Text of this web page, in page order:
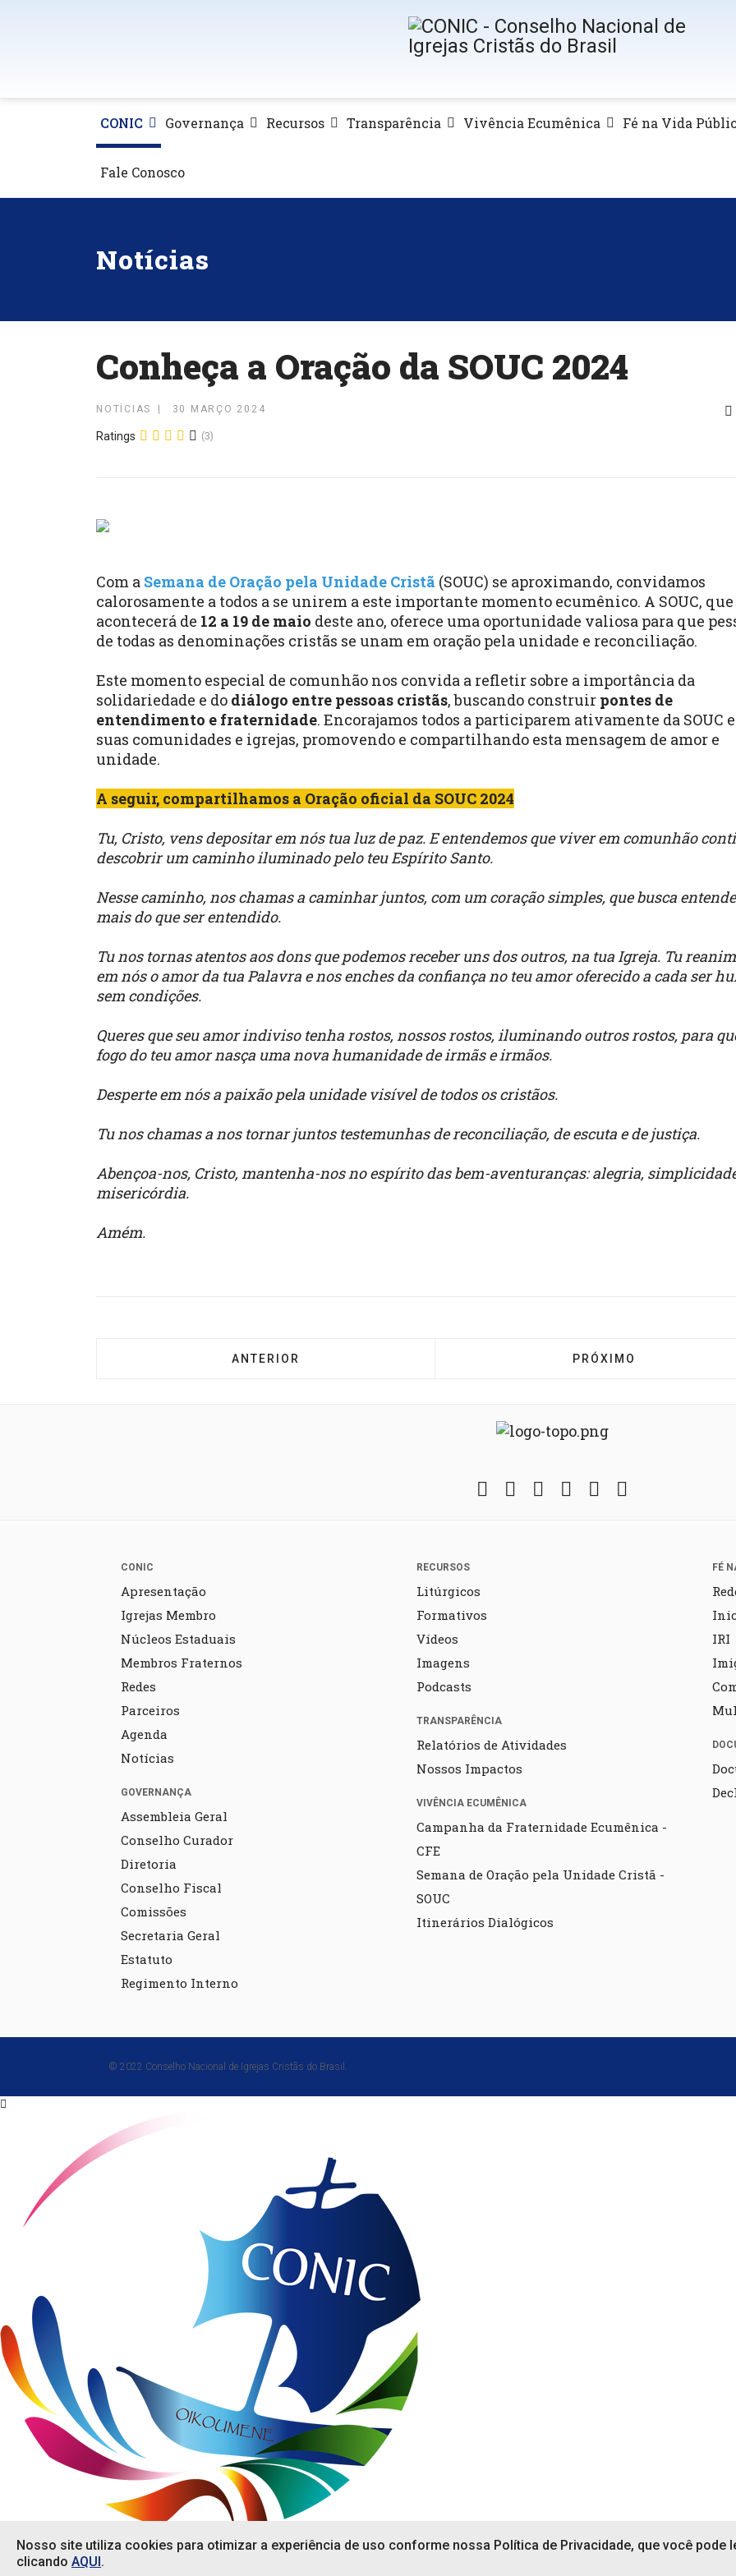
CONIC Governança Recursos Transparência Vivência Ecumênica Fé na Vida
Fale Conosco
Notícias
Conheça a Oração da SOUC 2024
NOTÍCIAS 30 MARÇO 2024
Ratings (3)
Com a Semana de Oração pela Unidade Cristã (SOUC) se aproximando, convidamos
calorosamente a todos a se unirem a este importante momento ecumênico. A SOUC, que
acontecerá de 12 a 19 de maio deste ano, oferece uma oportunidade valiosa para que
de todas as denominações cristãs se unam em oração pela unidade e reconciliação.
Este momento especial de comunhão nos convida a refletir sobre a importância da
solidariedade e do diálogo entre pessoas cristãs, buscando construir pontes de
entendimento e fraternidade. Encorajamos todos a participarem ativamente da SOUC
suas comunidades e igrejas, promovendo e compartilhando esta mensagem de amor e
unidade.
A seguir, compartilhamos a Oração oficial da SOUC 2024
Tu, Cristo, vens depositar em nós tua luz de paz. E entendemos que viver em comunhão
descobrir um caminho iluminado pelo teu Espírito Santo.
Nesse caminho, nos chamas a caminhar juntos, com um coração simples, que busca
mais do que ser entendido.
Tu nos tornas atentos aos dons que podemos receber uns dos outros, na tua Igreja. Tu
em nós o amor da tua Palavra e nos enches da confiança no teu amor oferecido a cada ser
sem condições.
Queres que seu amor indiviso tenha rostos, nossos rostos, iluminando outros rostos, para
fogo do teu amor nasça uma nova humanidade de irmãs e irmãos.
Desperte em nós a paixão pela unidade visível de todos os cristãos.
Tu nos chamas a nos tornar juntos testemunhas de reconciliação, de escuta e de justiça.
Abençoa-nos, Cristo, mantenha-nos no espírito das bem-aventuranças: alegria,
misericórdia.
Amém.
ARTIGO ANTERIOR: JESUS RESSUSCITOU, ALELUIA - MENSAGEM DE PÁSCOA
ANTERIOR PRÓXIMO ARTIGO:
PRÓXIMO
Facebook
TwitterInstagramYouTube
Fickr
CONIC
Apresentação
Igrejas Membro
Núcleos Estaduais
Membros Fraternos
Redes
Parceiros
Agenda
Notícias
GOVERNANÇA
Assembleia Geral
Conselho Curador
Diretoria
Conselho Fiscal
Comissões
Secretaria Geral
Estatuto
Regimento Interno
RECURSOS
Litúrgicos
Formativos
Vídeos
Imagens
Podcasts
TRANSPARÊNCIA
Relatórios de Atividades
Nossos Impactos
VIVÊNCIA ECUMÊNICA
Campanha da Fraternidade Ecumênica -
CFE
Semana de Oração pela Unidade Cristã -
SOUC
Itinerários Dialógicos
FÉ
IRI
© 2022 Conselho Nacional de Igrejas Cristãs do Brasil.
Em que podemos ajudar?
Em que podemos ajudar?
Nosso site utiliza cookies para otimizar a experiência de uso conforme nossa Política de Privacidade, que você pode
clicando AQUI.